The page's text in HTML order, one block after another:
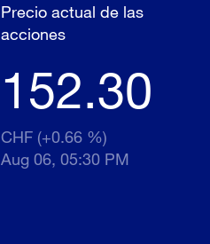
Precio actual de las
acciones
152.30
CHF (+0.66 %)
Aug 06, 05:30 PM